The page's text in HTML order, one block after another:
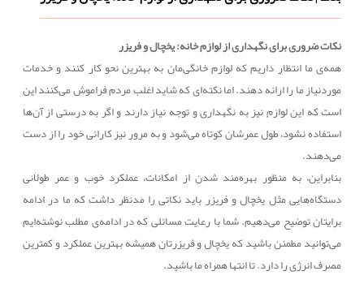
نکات ضروری برای نگهداری از لوازم خانه: یخچال و فریزر
همه‌ی ما انتظار داریم که لوازم خانگی‌مان به بهترین نحو کار کنند و خدمات
موردنیاز ما را ارائه دهند. اما نکته‌ای که شاید اغلب مردم فراموش می‌کنند این
است که این لوازم نیز به نگهداری و توجه نیاز دارند و اگر به درستی از آن‌ها
استفاده نشود، طول عمرشان کوتاه می‌شود و به مرور نیز کارائی خود را از دست
می‌دهند.
بنابراین، به منظور بهره‌مند شدن از امکانات، عملکرد خوب و عمر طولانی
دستگاه‌هایی مثل یخچال و فریزر باید نکاتی را مدنظر داشت که ما در ادامه
برایتان توضیح می‌دهیم. شما با رعایت مسائلی که در ادامه‌ی مطلب نوشته‌ایم
می‌توانید مطمئن باشید که یخچال و فریزرتان همیشه بهترین عملکرد و کمترین
مصرف انرژی را دارد. تا انتها همراه ما باشید.